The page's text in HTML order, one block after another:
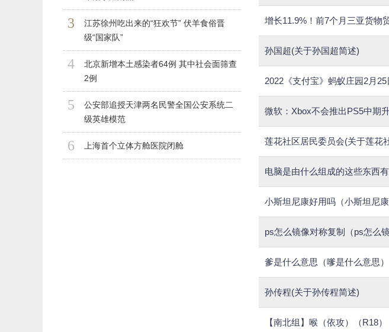
3
江苏徐州吃出来的“狂欢节” 伏羊食俗晋
级“国家队”
4
北京新增本土感染者64例 其中社会面筛查
2例
5
公安部追授天津两名民警全国公安系统二
级英雄模范
6 上海首个立体方舱医院闭舱
增长11.9%！前7个月三亚货物
孙国超(关于孙国超简述)
2022《支付宝》蚂蚁庄园2月25
微软：Xbox不会推出PS5中期
莲花社区居民委员会(关于莲花
电脑是由什么组成的这些东西
小斯坦尼康好用吗（小斯坦尼康
ps怎么镜像对称复制（ps怎么镜
爹是什么意思（嗲是什么意思）
孙传程(关于孙传程简述)
【南北组】喉（依攻）（R18）